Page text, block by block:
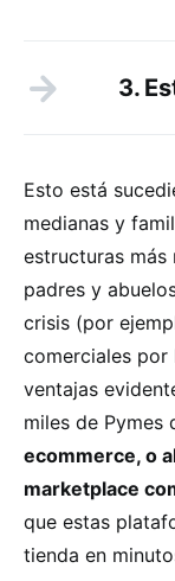
3.
Esto está
medianas y
estructuras
padres y
crisis (por
comerciales por
ventajas
miles de Pymes
ecommerce, o
marketplace
que estas
tienda en